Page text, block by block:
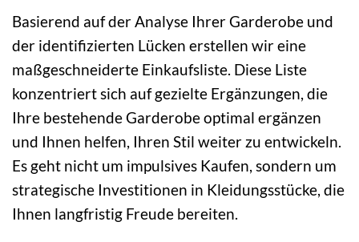
Basierend auf der Analyse Ihrer Garderobe und
der identifizierten Lücken erstellen wir eine
maßgeschneiderte Einkaufsliste. Diese Liste
konzentriert sich auf gezielte Ergänzungen, die
Ihre bestehende Garderobe optimal ergänzen
und Ihnen helfen, Ihren Stil weiter zu entwickeln.
Es geht nicht um impulsives Kaufen, sondern um
strategische Investitionen in Kleidungsstücke, die
Ihnen langfristig Freude bereiten.